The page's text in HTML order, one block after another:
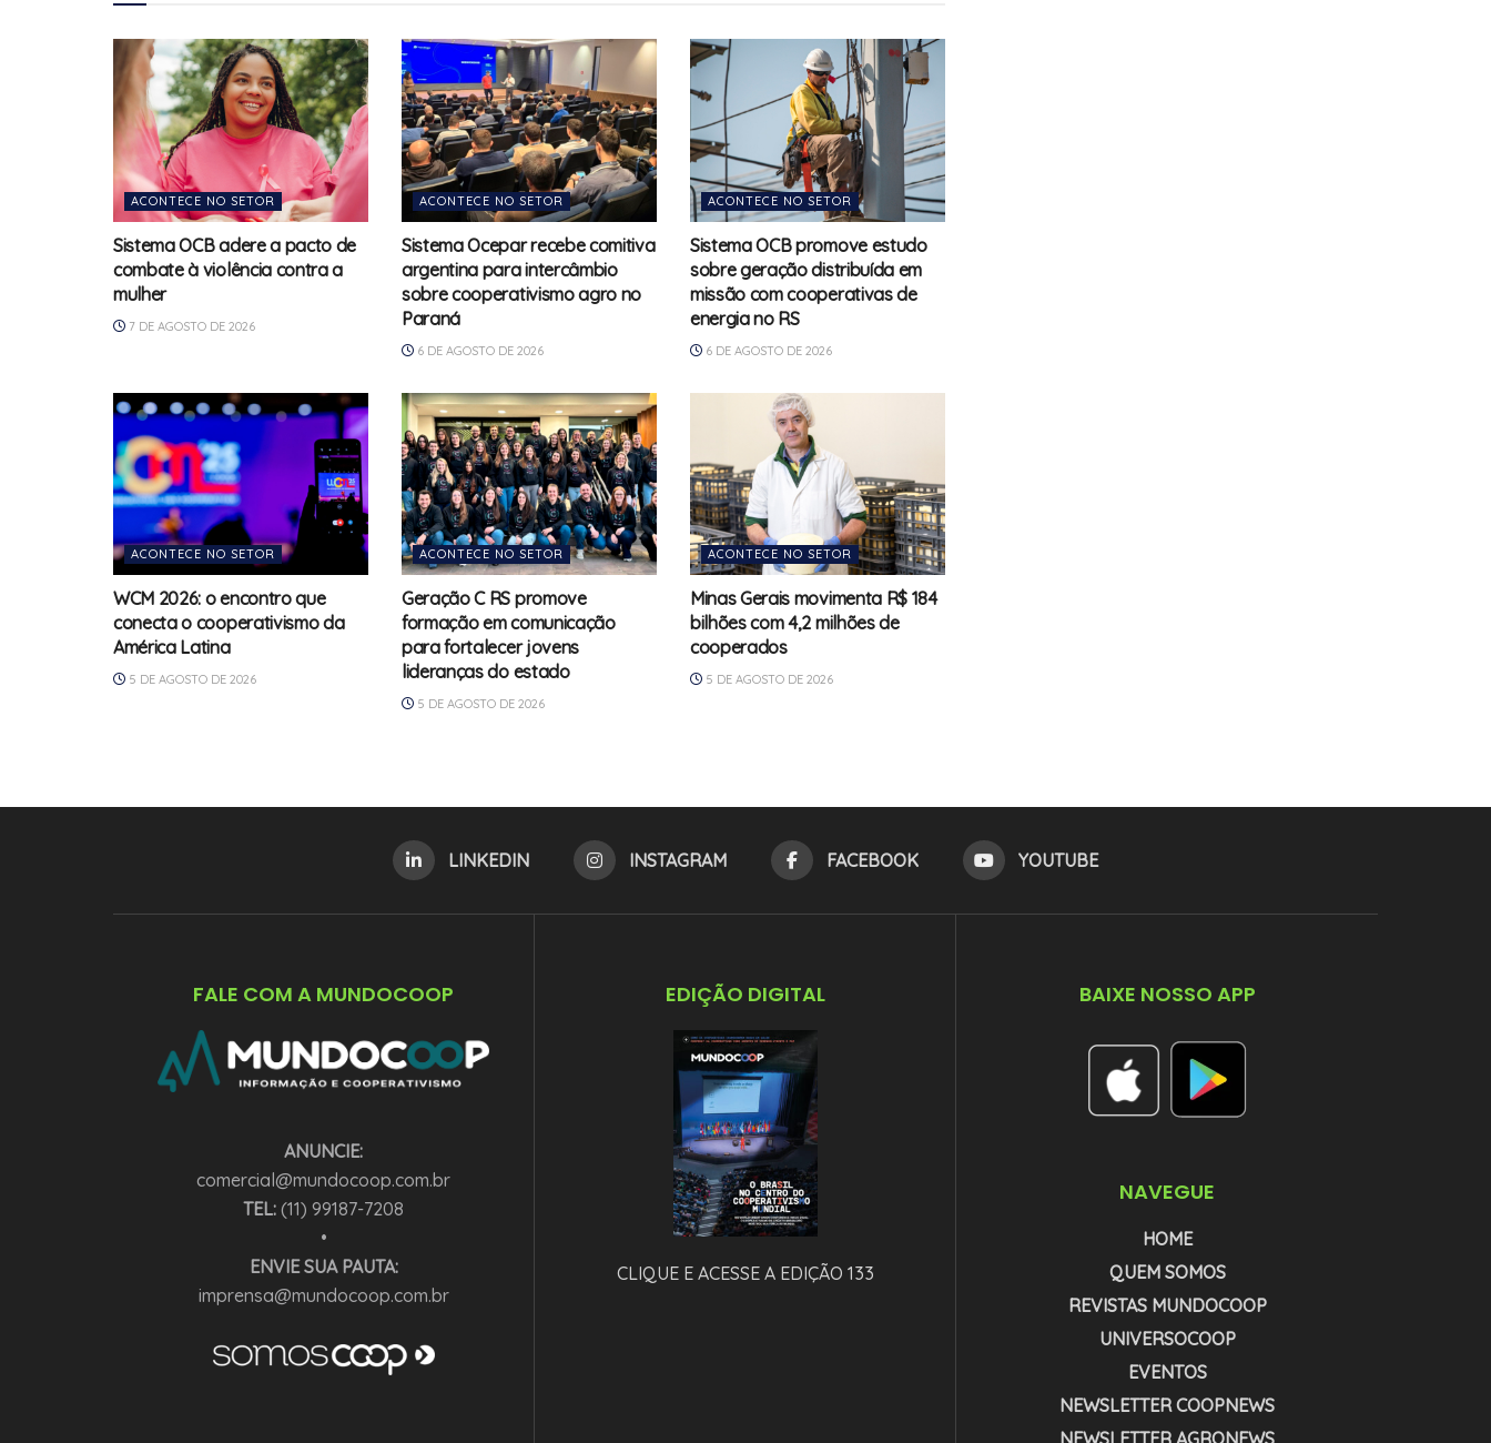
ACONTECE NO SETOR
Sistema OCB adere a pacto de
combate à violência contra a
mulher
7 DE AGOSTO DE 2026
ACONTECE NO SETOR
Sistema Ocepar recebe comitiva
argentina para intercâmbio
sobre cooperativismo agro no
Paraná
6 DE AGOSTO DE 2026
ACONTECE NO SETOR
Sistema OCB promove estudo
sobre geração distribuída em
missão com cooperativas de
energia no RS
6 DE AGOSTO DE 2026
ACONTECE NO SETOR
WCM 2026: o encontro que
conecta o cooperativismo da
América Latina
5 DE AGOSTO DE 2026
ACONTECE NO SETOR
Geração C RS promove
formação em comunicação
para fortalecer jovens
lideranças do estado
5 DE AGOSTO DE 2026
ACONTECE NO SETOR
Minas Gerais movimenta R$ 184
bilhões com 4,2 milhões de
cooperados
5 DE AGOSTO DE 2026
LINKEDIN INSTAGRAM FACEBOOK YOUTUBE
FALE COM A MUNDOCOOP
ANUNCIE:
comercial@mundocoop.com.br
TEL: (11) 99187-7208
•
ENVIE SUA PAUTA:
imprensa@mundocoop.com.br
EDIÇÃO DIGITAL
CLIQUE E ACESSE A EDIÇÃO 133
BAIXE NOSSO APP
NAVEGUE
HOME
QUEM SOMOS
REVISTAS MUNDOCOOP
UNIVERSOCOOP
EVENTOS
NEWSLETTER COOPNEWS